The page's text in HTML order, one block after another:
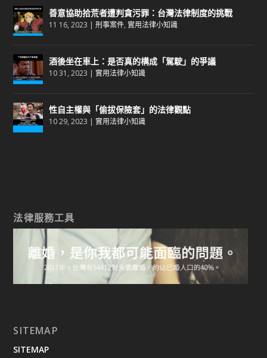
善意協助拾荒者遭判貪污罪：台灣法律制度的挑戰
11 16, 2023 |刑事案件,實用法律小知識
酒後坐在車上：是否真的構成「駕駛」的爭議
10 31, 2023 |實用法律小知識
性自主權與「偷拔保險套」的法律觀點
10 29, 2023 |實用法律小知識
法律服務工具
SITEMAP
SITEMAP